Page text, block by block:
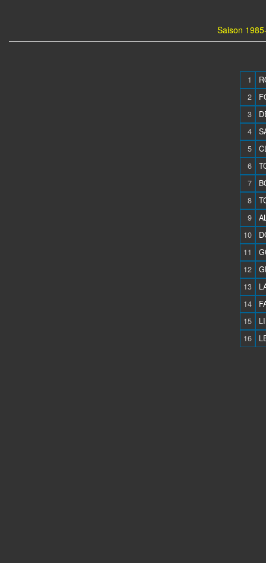
Saison
1
2
3
4
5
6
7
8
9
10
11
12
13
14
15
16